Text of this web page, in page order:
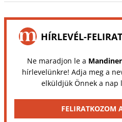
HÍRLEVÉL-
Ne maradjon le a Mandiner
hírlevelünkre! Adja meg a
elküldjük Önnek a
FELIRATKOZOM